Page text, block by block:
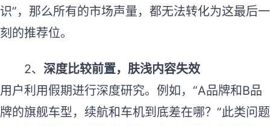
识”，那么所有的市场声量，都无法转化为这最后一
刻的推荐位。
2、 深度比较前置，肤浅内容失效
用户利用假期进行深度研究。例如，“A品牌和B品
牌的旗舰车型，续航和车机到底差在哪？”此类问题